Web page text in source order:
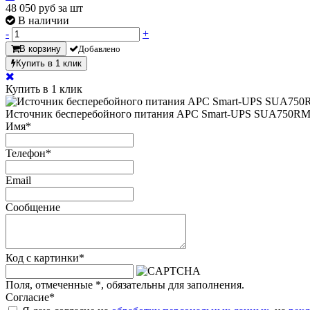
48 050 руб за шт
В наличии
-
+
В корзину
Добавлено
Купить в 1 клик
Купить в 1 клик
​Источник бесперебойного питания APC Smart-UPS
Имя*
Телефон*
Email
Сообщение
Код с картинки*
Поля, отмеченные *, обязательны для заполнения.
Согласие*